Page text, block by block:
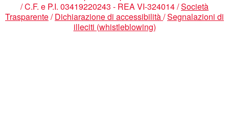
/ C.F. e P.I. 03419220243 - REA VI-324014 /Società
Trasparente/Dichiarazione di accessibilità/Segnalazioni di
illeciti (whistleblowing)